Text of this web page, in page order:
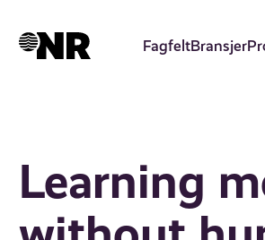
hovedinnhold
FagfeltBransjer
Learning